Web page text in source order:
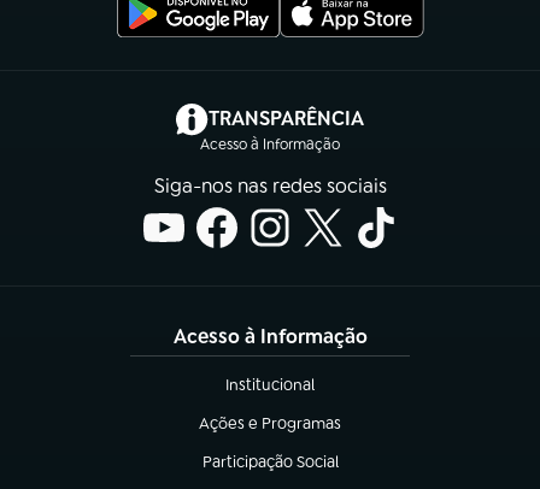
TRANSPARÊNCIA
Acesso à Informação
(abre em nova aba)
Siga-nos nas redes sociais
Acesso à Informação
Institucional
(abre em nova aba)
Ações e Programas
(abre em nova aba)
Participação Social
(abre em nova aba)